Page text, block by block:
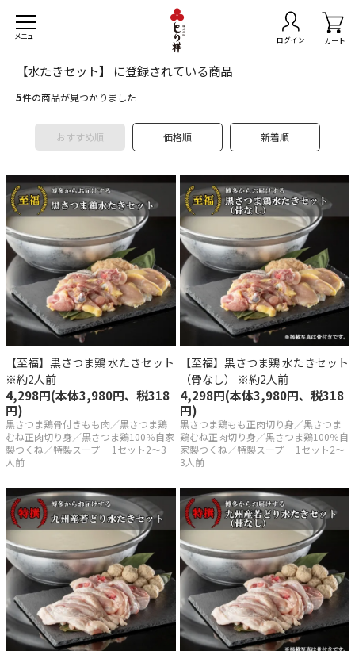
メニュー ログイン カート
セット
料
セット
マスチキン
県産黒さつま鶏
どり
味料
覧
歴史はスープにあり
【水たきセット】 に登録されている商品
5件の商品が見つかりました
おすすめ順 価格順 新着順
【至福】黒さつま鶏 水たきセット
※約2人前
4,298円(本体3,980円、税318
円)
黒さつま鶏骨付きもも肉／黒さつま鶏
むね正肉切り身／黒さつま鶏100％自家
製つくね／特製スープ 1セット2～3
人前
【至福】黒さつま鶏 水たきセット
（骨なし） ※約2人前
4,298円(本体3,980円、税318
円)
黒さつま鶏もも正肉切り身／黒さつま
鶏むね正肉切り身／黒さつま鶏100％自
家製つくね／特製スープ 1セット2～
3人前